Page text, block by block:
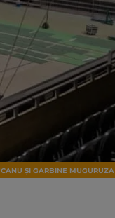
ȘI GARBINE MUGURUZA